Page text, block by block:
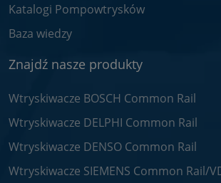
Katalogi Pompowtrysków
Baza wiedzy
Znajdź nasze produkty
Wtryskiwacze BOSCH Common Rail
Wtryskiwacze DELPHI Common Rail
Wtryskiwacze DENSO Common Rail
Wtryskiwacze SIEMENS Common Rail/